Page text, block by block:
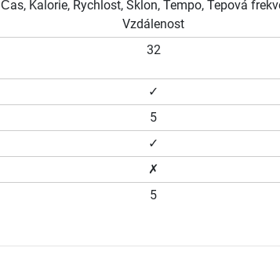
Čas, Kalorie, Rychlost, Sklon, Tempo, Tepová
Vzdálenost
32
✓
5
✓
✗
5